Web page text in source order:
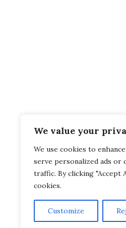
We value your
We use cookies to
serve personalized ads or
traffic. By clicking "Accept
cookies.
Customize